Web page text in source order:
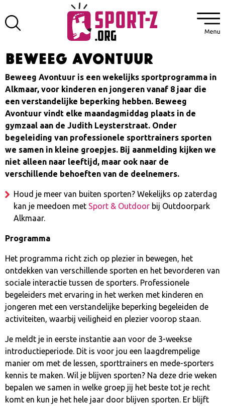
Beweeg Avontuur
Beweeg Avontuur is een wekelijks sportprogramma in
Alkmaar, voor kinderen en jongeren vanaf 8 jaar die
een verstandelijke beperking hebben. Beweeg
Avontuur vindt elke maandagmiddag plaats in de
gymzaal aan de Judith Leysterstraat. Onder
begeleiding van professionele sporttrainers sporten
we samen in kleine groepjes. Bij aanmelding kijken we
niet alleen naar leeftijd, maar ook naar de
verschillende behoeften van de deelnemers.
Houd je meer van buiten sporten? Wekelijks op zaterdag
kan je meedoen met Sport & Outdoor bij Outdoorpark
Alkmaar.
Programma
Het programma richt zich op plezier in bewegen, het
ontdekken van verschillende sporten en het bevorderen van
sociale interactie tussen de sporters. Professionele
begeleiders met ervaring in het werken met kinderen en
jongeren met een verstandelijke beperking begeleiden de
activiteiten, waarbij veiligheid en plezier voorop staan.
Je meldt je in eerste instantie aan voor de 3-weekse
introductieperiode. Dit is voor jou een laagdrempelige
manier om met de lessen, sporttrainers en mede-sporters
kennis te maken. Wil je blijven sporten? Na deze drie weken
bepalen we samen in welke groep jij het beste tot je recht
komt en kun je het hele jaar door blijven sporten. Er blijft